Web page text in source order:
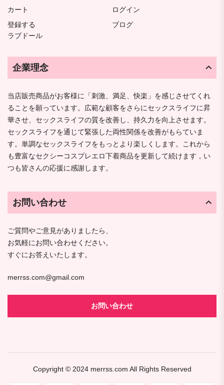
カート
ログイン
登録する
ブログ
ラブドール
企業理念
当店販売商品がお客様に「刺激、満足、快楽」を感じさせてくれ
ることを願っています。広範な顧客をさらにセックスライフに昇
華させ、セックスライフの質を改善し、持久力を向上させます。
セックスライフを通じて緊張した両性関係を改善がもらていま
す。単調なセックスライフをもっとより楽しくします。これから
も豊富なセクシーコスプレエロ下着商品を更新して続けます，い
つも皆さんの応援に感謝します。
お問い合わせ
ご質問やご意見がありましたら、
お気軽にお問い合わせください。
すぐにお答えいたします。
merrss.com@gmail.com
お問い合わせ
Copyright © 2024 merrss.com All Rights Reserved